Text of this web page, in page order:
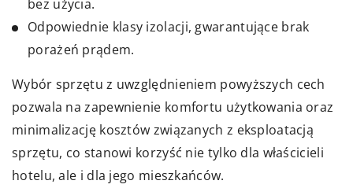
bez użycia.
Odpowiednie klasy izolacji, gwarantujące brak
porażeń prądem.
Wybór sprzętu z uwzględnieniem powyższych cech
pozwala na zapewnienie komfortu użytkowania oraz
minimalizację kosztów związanych z eksploatacją
sprzętu, co stanowi korzyść nie tylko dla właścicieli
hotelu, ale i dla jego mieszkańców.